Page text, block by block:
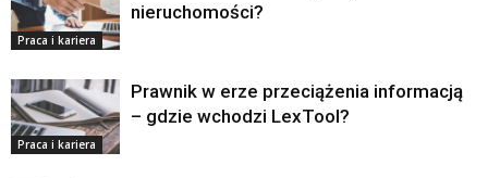
Praca i kariera
nieruchomości?
Praca i kariera
Prawnik w erze przeciążenia informacją
– gdzie wchodzi LexTool?